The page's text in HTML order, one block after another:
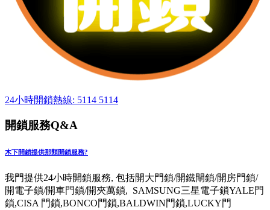
24小時開鎖熱線: 5114 5114
開鎖服務Q&A
木下開鎖提供那類開鎖服務?
我門提供24小時開鎖服務, 包括開大門鎖/開鐵閘鎖/開房門鎖/
開電子鎖/開車門鎖/開夾萬鎖, SAMSUNG三星電子鎖YALE門
鎖,CISA 門鎖,BONCO門鎖,BALDWIN門鎖,LUCKY門